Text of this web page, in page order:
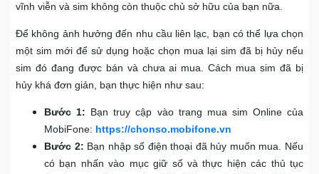
vĩnh viễn và sim không còn thuộc chủ sở hữu của bạn nữa.
Để không ảnh hưởng đến nhu cầu liên lạc, bạn có thể lựa chọn
một sim mới để sử dụng hoặc chọn mua lại sim đã bị hủy nếu
sim đó đang được bán và chưa ai mua. Cách mua sim đã bị
hủy khá đơn giản, bạn thực hiện như sau:
Bước 1: Bạn truy cập vào trang mua sim Online của
MobiFone: https://chonso.mobifone.vn
Bước 2: Bạn nhập số điện thoại đã hủy muốn mua. Nếu
có bạn nhấn vào mục giữ số và thực hiện các thủ tục